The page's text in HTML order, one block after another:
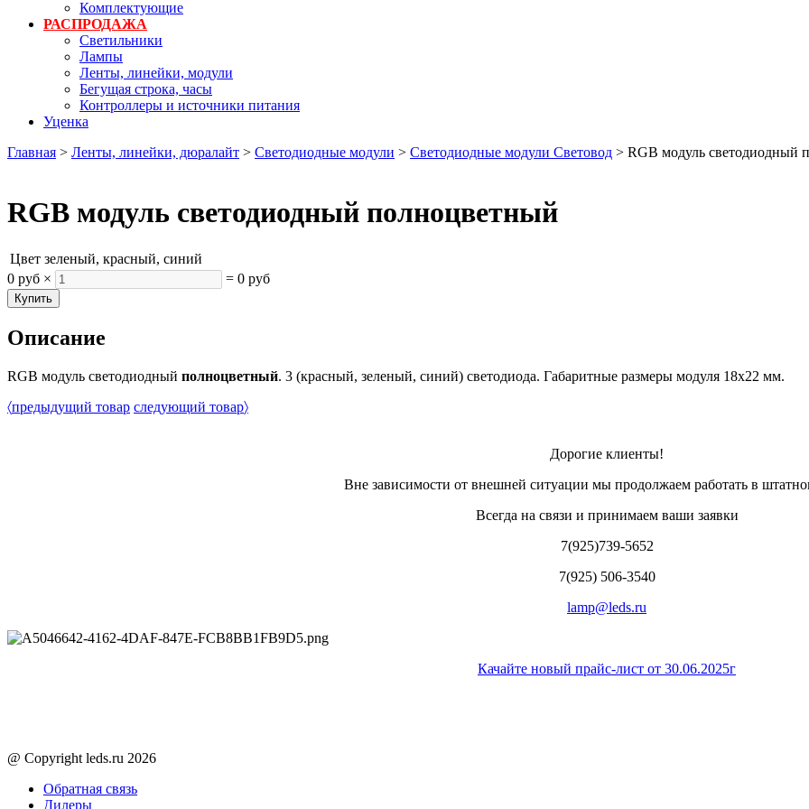
Комплектующие
РАСПРОДАЖА
Светильники
Лампы
Ленты, линейки, модули
Бегущая строка, часы
Контроллеры и источники питания
Уценка
Главная > Ленты, линейки, дюралайт > Светодиодные модули > Светодиодные модули Световод > RGB модуль светодиодный
RGB модуль светодиодный полноцветный
Цвет зеленый, красный, синий
0 руб × = 0 руб
Описание
RGB модуль светодиодный полноцветный. 3 (красный, зеленый, синий) светодиода. Габаритные размеры модуля 18х22 мм.
〈предыдущий товар следующий товар〉
Дорогие клиенты!
Вне зависимости от внешней ситуации мы продолжаем работать в
Всегда на связи и принимаем ваши заявки
7(925)739-5652
7(925) 506-3540
lamp@leds.ru
Качайте новый прайс-лист от 30.06.2025г
@ Copyright leds.ru 2026
Обратная связь
Дилеры